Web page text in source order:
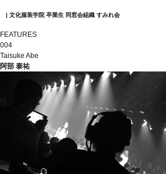
| 文化服装学院 卒業生 同窓会組織 すみれ会
FEATURES
004
Taisuke Abe
阿部 泰祐